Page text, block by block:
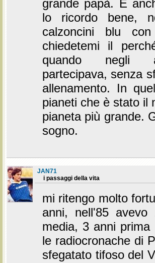
grande papà. E
lo ricordo bene,
calzoncini blu
chiedetemi il
quando negli
partecipava, senza
allenamento. In
pianeti che è stato il
pianeta più grande.
sogno.
JAN71
i passaggi della vita
mi ritengo molto
anni, nell'85
media, 3 anni
le radiocronache di
sfegatato tifoso del